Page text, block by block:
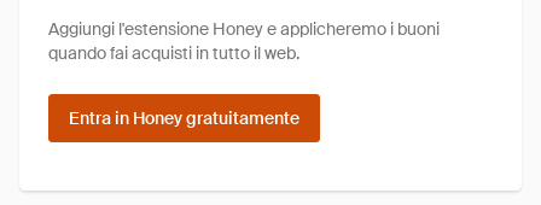
Aggiungi l'estensione Honey e applicheremo i buoni
quando fai acquisti in tutto il web.
Entra in Honey gratuitamente